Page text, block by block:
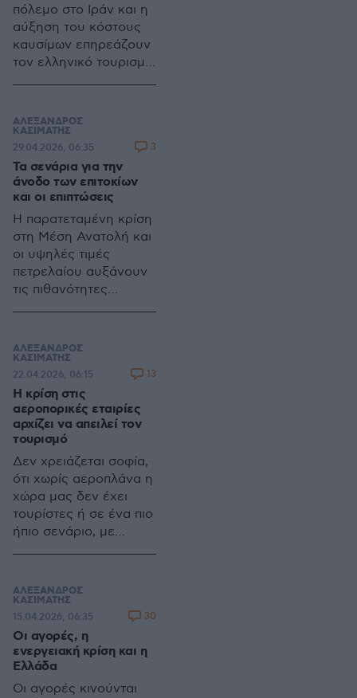
μοντέλου επιβίωσης
πόλεμο στο Ιράν και η
αύξηση του κόστους
καυσίμων επηρεάζουν
τον ελληνικό τουρισμό,
πιο επιφυλακτικές
κρατήσεις, ενώ οι
επιχειρήσεις
ανησυχούν για την
εξέλιξη της θερινής
σεζόν
ΑΛΕΞΑΝΔΡΟΣ
ΚΑΣΙΜΑΤΗΣ
Τα σενάρια για την
άνοδο των επιτοκίων
και οι επιπτώσεις
Η παρατεταμένη κρίση
στη Μέση Ανατολή και
οι υψηλές τιμές
πετρελαίου αυξάνουν
τις πιθανότητες
επιπτώσεις σε
δανειολήπτες
κυμαινόμενων δανείων
και περιορισμένα
οφέλη για τους
καταθέτες
29.04.2026, 06:35 3
ΑΛΕΞΑΝΔΡΟΣ
ΚΑΣΙΜΑΤΗΣ
H κρίση στις
αεροπορικές εταιρίες
αρχίζει να απειλεί τον
τουρισμό
Δεν χρειάζεται σοφία,
ότι χωρίς αεροπλάνα η
χώρα μας δεν έχει
τουρίστες ή σε ένα πιο
ήπιο σενάριο, με
τουρίστες
22.04.2026, 06:15 13
ΑΛΕΞΑΝΔΡΟΣ
ΚΑΣΙΜΑΤΗΣ
Οι αγορές, η
ενεργειακή κρίση και η
Ελλάδα
Οι αγορές κινούνται
15.04.2026, 06:35 30